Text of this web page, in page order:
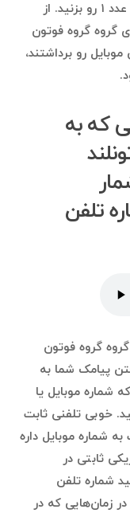
می‌گویید که مثلا برای ارتباط با کارشناس، عدد ۱ رو بزنید. از
گروه گروه فوتون
رو برداشتند،
که به
تلفن
گروه فوتون
پیامک شما به
شماره موبایل یا
خوبی تلفنی ثابت
شماره موبایل داره
ثابتی در
شماره تلفن
زمان‌هایی که در